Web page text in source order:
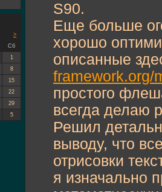
S90.
Еще больше
хорошо
описанные
framework.org/
простого
всегда делаю
Решил
выводу, что
отрисовки
я изначально
>
Сб
1
8
15
22
29
5